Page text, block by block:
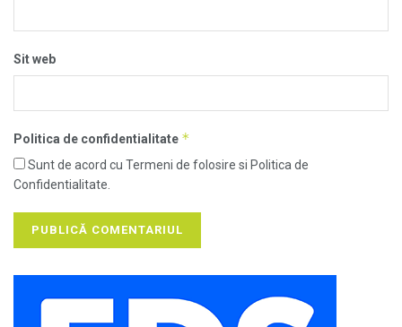
Sit web
Politica de confidentialitate *
Sunt de acord cu Termeni de folosire si Politica de
Confidentialitate.